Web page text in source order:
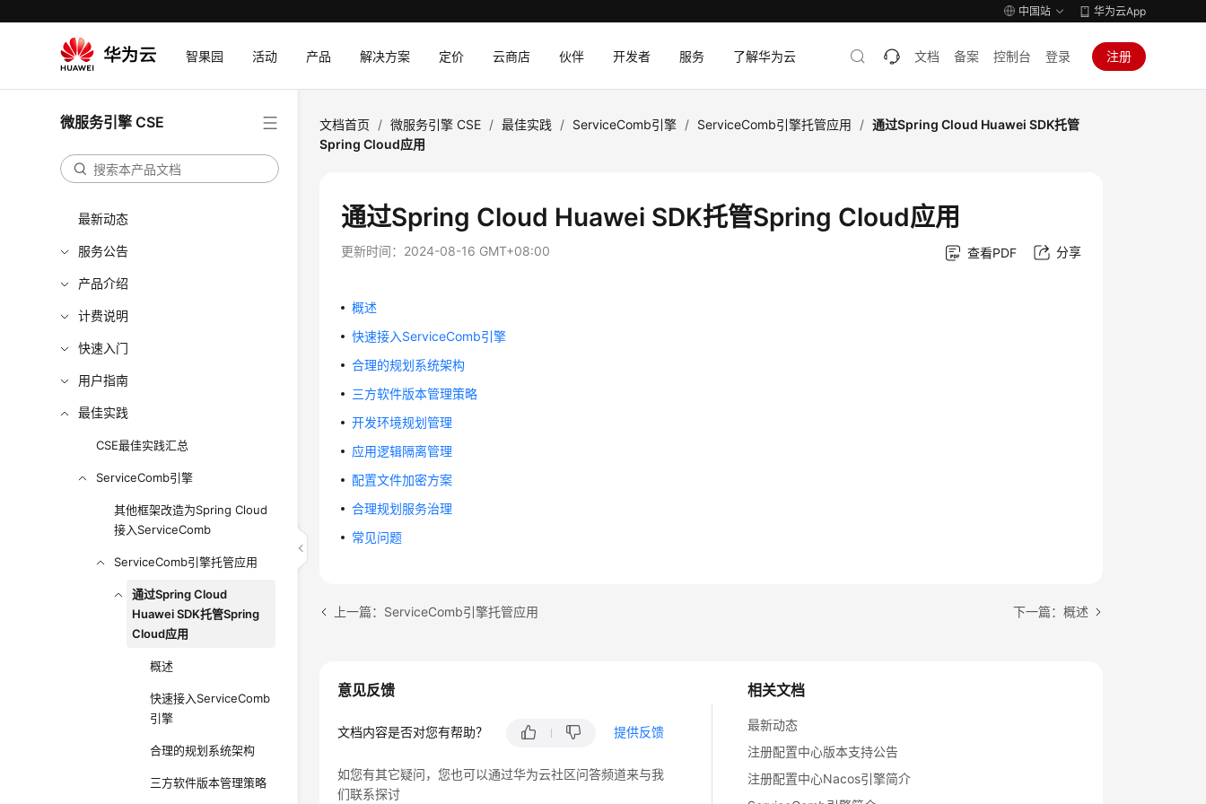
中国站 华为云App
智果园 活动 产品 解决方案 定价 云商店 伙伴 开发者 服务 了解华为云 文档 备案 控制台 登录 注册
微服务引擎 CSE
最新动态
服务公告
产品介绍
计费说明
快速入门
用户指南
最佳实践
CSE最佳实践汇总
ServiceComb引擎
其他框架改造为Spring Cloud
接入ServiceComb
ServiceComb引擎托管应用
通过Spring Cloud
Huawei SDK托管Spring
Cloud应用
概述
快速接入ServiceComb
引擎
合理的规划系统架构
三方软件版本管理策略
文档首页 / 微服务引擎 CSE / 最佳实践 / ServiceComb引擎 / ServiceComb引擎托管应用 / 通过Spring Cloud Huawei SDK托管
Spring Cloud应用
通过Spring Cloud Huawei SDK托管Spring Cloud应用
更新时间： 2024-08-16 GMT+08:00 查看PDF 分享
概述
快速接入ServiceComb引擎
合理的规划系统架构
三方软件版本管理策略
开发环境规划管理
应用逻辑隔离管理
配置文件加密方案
合理规划服务治理
常见问题
上一篇：ServiceComb引擎托管应用 下一篇：概述
相关文档
最新动态
注册配置中心版本支持公告
注册配置中心Nacos引擎简介
意见反馈
文档内容是否对您有帮助？ 提供反馈
如您有其它疑问，您也可以通过华为云社区问答频道来与我
们联系探讨